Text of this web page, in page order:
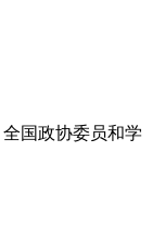
全国政协委员和学